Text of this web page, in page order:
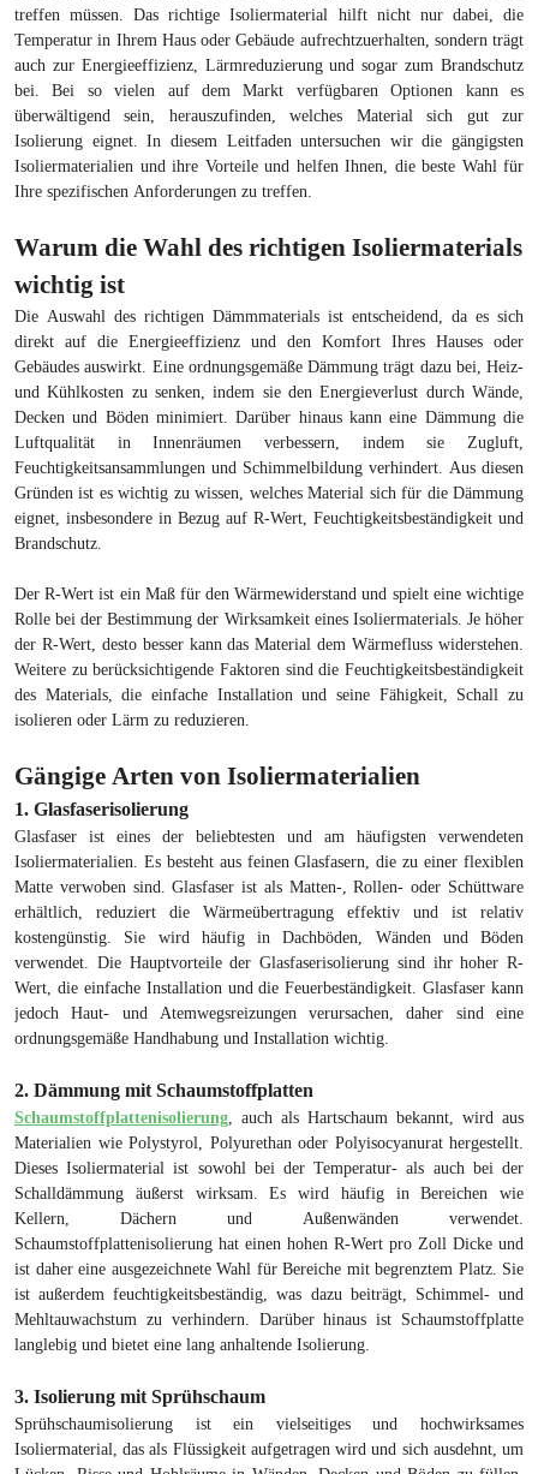
treffen müssen. Das richtige Isoliermaterial hilft nicht nur dabei, die
Temperatur in Ihrem Haus oder Gebäude aufrechtzuerhalten, sondern trägt
auch zur Energieeffizienz, Lärmreduzierung und sogar zum Brandschutz
bei. Bei so vielen auf dem Markt verfügbaren Optionen kann es
überwältigend sein, herauszufinden, welches Material sich gut zur
Isolierung eignet. In diesem Leitfaden untersuchen wir die gängigsten
Isoliermaterialien und ihre Vorteile und helfen Ihnen, die beste Wahl für
Ihre spezifischen Anforderungen zu treffen.
Warum die Wahl des richtigen Isoliermaterials
wichtig ist
Die Auswahl des richtigen Dämmmaterials ist entscheidend, da es sich
direkt auf die Energieeffizienz und den Komfort Ihres Hauses oder
Gebäudes auswirkt. Eine ordnungsgemäße Dämmung trägt dazu bei, Heiz-
und Kühlkosten zu senken, indem sie den Energieverlust durch Wände,
Decken und Böden minimiert. Darüber hinaus kann eine Dämmung die
Luftqualität in Innenräumen verbessern, indem sie Zugluft,
Feuchtigkeitsansammlungen und Schimmelbildung verhindert. Aus diesen
Gründen ist es wichtig zu wissen, welches Material sich für die Dämmung
eignet, insbesondere in Bezug auf R-Wert, Feuchtigkeitsbeständigkeit und
Brandschutz.
Der R-Wert ist ein Maß für den Wärmewiderstand und spielt eine wichtige
Rolle bei der Bestimmung der Wirksamkeit eines Isoliermaterials. Je höher
der R-Wert, desto besser kann das Material dem Wärmefluss widerstehen.
Weitere zu berücksichtigende Faktoren sind die Feuchtigkeitsbeständigkeit
des Materials, die einfache Installation und seine Fähigkeit, Schall zu
isolieren oder Lärm zu reduzieren.
Gängige Arten von Isoliermaterialien
1. Glasfaserisolierung
Glasfaser ist eines der beliebtesten und am häufigsten verwendeten
Isoliermaterialien. Es besteht aus feinen Glasfasern, die zu einer flexiblen
Matte verwoben sind. Glasfaser ist als Matten-, Rollen- oder Schüttware
erhältlich, reduziert die Wärmeübertragung effektiv und ist relativ
kostengünstig. Sie wird häufig in Dachböden, Wänden und Böden
verwendet. Die Hauptvorteile der Glasfaserisolierung sind ihr hoher R-
Wert, die einfache Installation und die Feuerbeständigkeit. Glasfaser kann
jedoch Haut- und Atemwegsreizungen verursachen, daher sind eine
ordnungsgemäße Handhabung und Installation wichtig.
2. Dämmung mit Schaumstoffplatten
Schaumstoffplattenisolierung , auch als Hartschaum bekannt, wird aus
Materialien wie Polystyrol, Polyurethan oder Polyisocyanurat hergestellt.
Dieses Isoliermaterial ist sowohl bei der Temperatur- als auch bei der
Schalldämmung äußerst wirksam. Es wird häufig in Bereichen wie
Kellern, Dächern und Außenwänden verwendet.
Schaumstoffplattenisolierung hat einen hohen R-Wert pro Zoll Dicke und
ist daher eine ausgezeichnete Wahl für Bereiche mit begrenztem Platz. Sie
ist außerdem feuchtigkeitsbeständig, was dazu beiträgt, Schimmel- und
Mehltauwachstum zu verhindern. Darüber hinaus ist Schaumstoffplatte
langlebig und bietet eine lang anhaltende Isolierung.
3. Isolierung mit Sprühschaum
Sprühschaumisolierung ist ein vielseitiges und hochwirksames
Isoliermaterial, das als Flüssigkeit aufgetragen wird und sich ausdehnt, um